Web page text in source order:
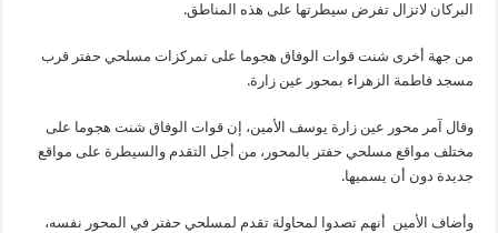
البركان لاتزال تفرض سيطرتها على هذه المناطق.
من جهة أخرى شنت قوات الوفاق هجوما على تمركزات مسلحي حفتر قرب
مسجد فاطمة الزهراء بمحور عين زارة.
وقال آمر محور عين زارة يوسف الأمين، إن قوات الوفاق شنت هجوما على
مختلف مواقع مسلحي حفتر بالمحور، من أجل التقدم والسيطرة على مواقع
جديدة دون أن يسميها.
وأضاف الأمين أنهم تصدوا لمحاولة تقدم لمسلحي حفتر في المحور نفسه،